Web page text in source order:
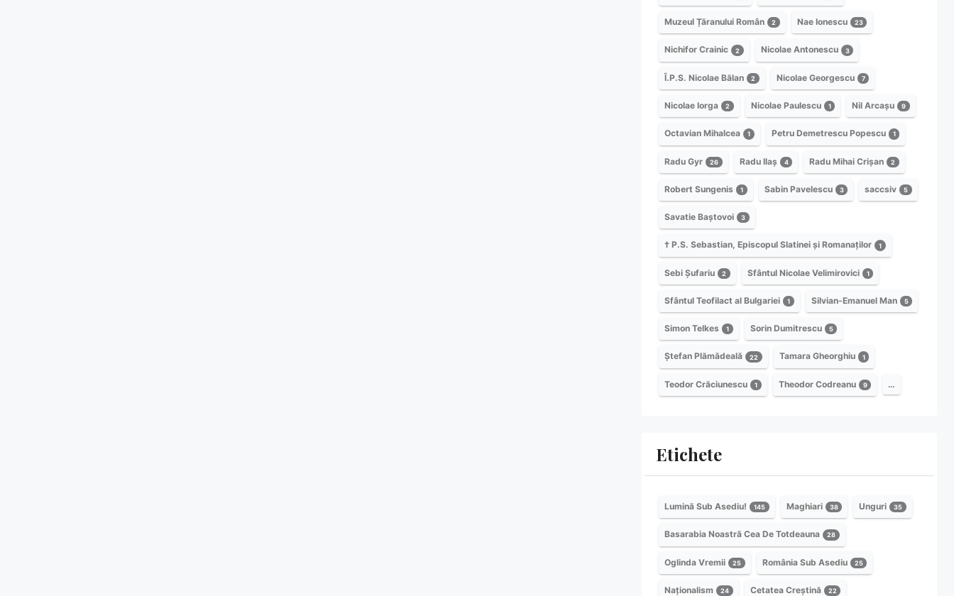
Muzeul Țăranului Român 2 Nae Ionescu 23
Nichifor Crainic 2 Nicolae Antonescu 3
Î.P.S. Nicolae Bălan 2 Nicolae Georgescu 7
Nicolae Iorga 2 Nicolae Paulescu 1 Nil Arcașu 9
Octavian Mihalcea 1 Petru Demetrescu Popescu 1
Radu Gyr 26 Radu Ilaș 4 Radu Mihai Crișan 2
Robert Sungenis 1 Sabin Pavelescu 3 saccsiv 5
Savatie Baștovoi 3
† P.S. Sebastian, Episcopul Slatinei și Romanaților 1
Sebi Șufariu 2 Sfântul Nicolae Velimirovici 1
Sfântul Teofilact al Bulgariei 1 Silvian-Emanuel Man 5
Simon Telkes 1 Sorin Dumitrescu 5
Ștefan Plămădeală 22 Tamara Gheorghiu 1
Teodor Crăciunescu 1 Theodor Codreanu 9 …
Etichete
Lumină Sub Asediu! 145 Maghiari 38 Unguri 35
Basarabia Noastră Cea De Totdeauna 28
Oglinda Vremii 25 România Sub Asediu 25
Naționalism 24 Cetatea Creștină 22